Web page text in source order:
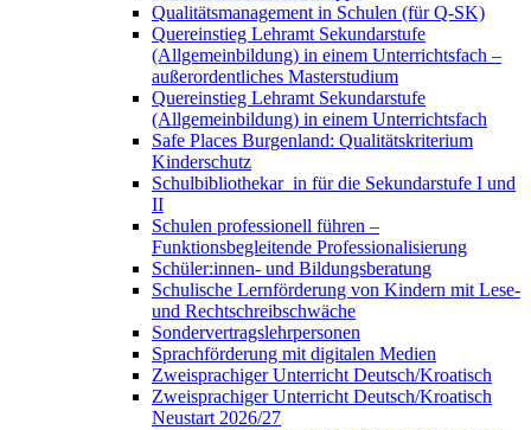
Qualitätsmanagement in Schulen (für Q-SK)
Quereinstieg Lehramt Sekundarstufe
(Allgemeinbildung) in einem Unterrichtsfach –
außerordentliches Masterstudium
Quereinstieg Lehramt Sekundarstufe
(Allgemeinbildung) in einem Unterrichtsfach
Safe Places Burgenland: Qualitätskriterium
Kinderschutz
Schulbibliothekar_in für die Sekundarstufe I und
II
Schulen professionell führen –
Funktionsbegleitende Professionalisierung
Schüler:innen- und Bildungsberatung
Schulische Lernförderung von Kindern mit Lese-
und Rechtschreibschwäche
Sondervertragslehrpersonen
Sprachförderung mit digitalen Medien
Zweisprachiger Unterricht Deutsch/Kroatisch
Zweisprachiger Unterricht Deutsch/Kroatisch
Neustart 2026/27